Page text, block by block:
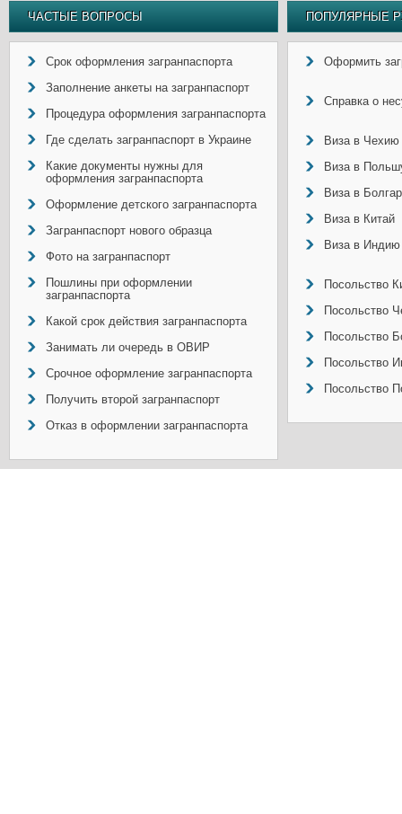
ЧАСТЫЕ ВОПРОСЫ
Срок оформления загранпаспорта
Заполнение анкеты на загранпаспорт
Процедура оформления загранпаспорта
Где сделать загранпаспорт в Украине
Какие документы нужны для
оформления загранпаспорта
Оформление детского загранпаспорта
Загранпаспорт нового образца
Фото на загранпаспорт
Пошлины при оформлении
загранпаспорта
Какой срок действия загранпаспорта
Занимать ли очередь в ОВИР
Срочное оформление загранпаспорта
Получить второй загранпаспорт
Отказ в оформлении загранпаспорта
ПОПУЛЯРНЫЕ
Оформить
Справка о
Виза в Чехию
Виза в
Виза в
Виза в Китай
Виза в Индию
Посольство
Посольство
Посольство
Посольство
Посольство